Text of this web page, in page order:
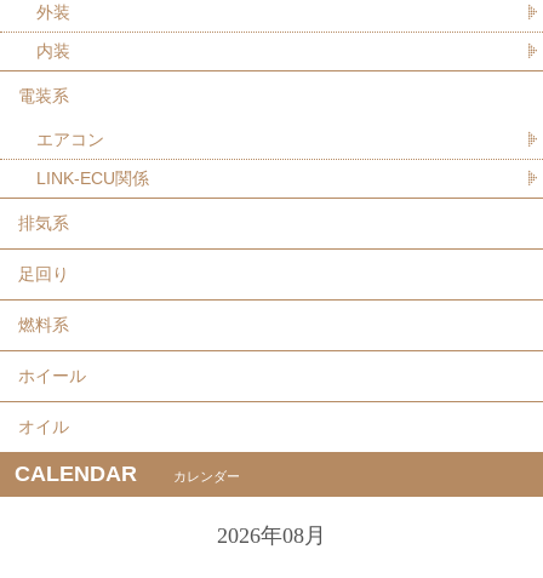
外装
内装
電装系
エアコン
LINK-ECU関係
排気系
足回り
燃料系
ホイール
オイル
CALENDAR カレンダー
2026年08月